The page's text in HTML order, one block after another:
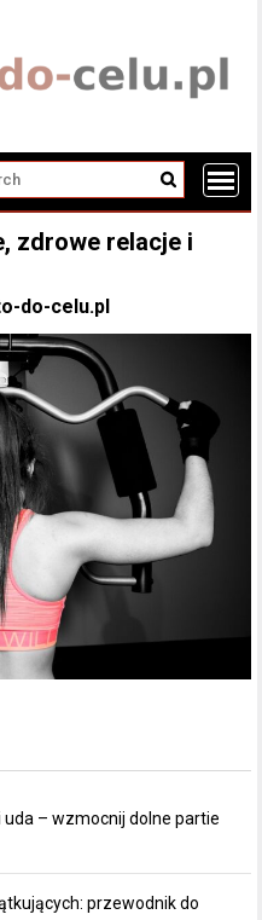
zdrowe relacje i
do-celu.pl
uda – wzmocnij dolne partie
przewodnik do